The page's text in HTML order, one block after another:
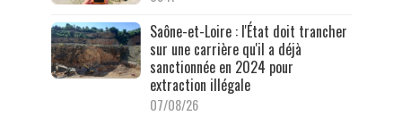
Saône-et-Loire : l'État doit trancher
sur une carrière qu'il a déjà
sanctionnée en 2024 pour
extraction illégale
07/08/26